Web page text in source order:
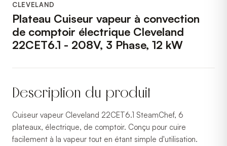
CLEVELAND
Plateau Cuiseur vapeur à convection
de comptoir électrique Cleveland
22CET6.1 - 208V, 3 Phase, 12 kW
Description du produit
Cuiseur vapeur Cleveland 22CET6.1 SteamChef, 6
plateaux, électrique, de comptoir. Conçu pour cuire
facilement à la vapeur tout en étant simple d'utilisation.